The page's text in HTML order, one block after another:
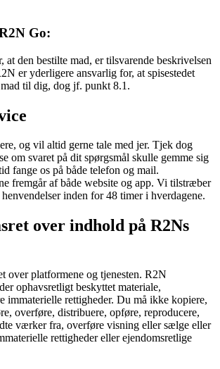
Go:
at den bestilte mad, er tilsvarende beskrivelsen
er yderligere ansvarlig for, at spisestedet
til dig, dog jf. punkt 8.1.
og vil altid gerne tale med jer. Tjek dog
om svaret på dit spørgsmål skulle gemme sig
fange os på både telefon og mail.
fremgår af både website og app. Vi tilstræber
inden for 48 timer i hverdagene.
over indhold på R2Ns
over platformene og tjenesten. R2N
ophavsretligt beskyttet materiale,
immaterielle rettigheder. Du må ikke kopiere,
overføre, distribuere, opføre, reproducere,
værker fra, overføre visning eller sælge eller
rettigheder eller ejendomsretlige